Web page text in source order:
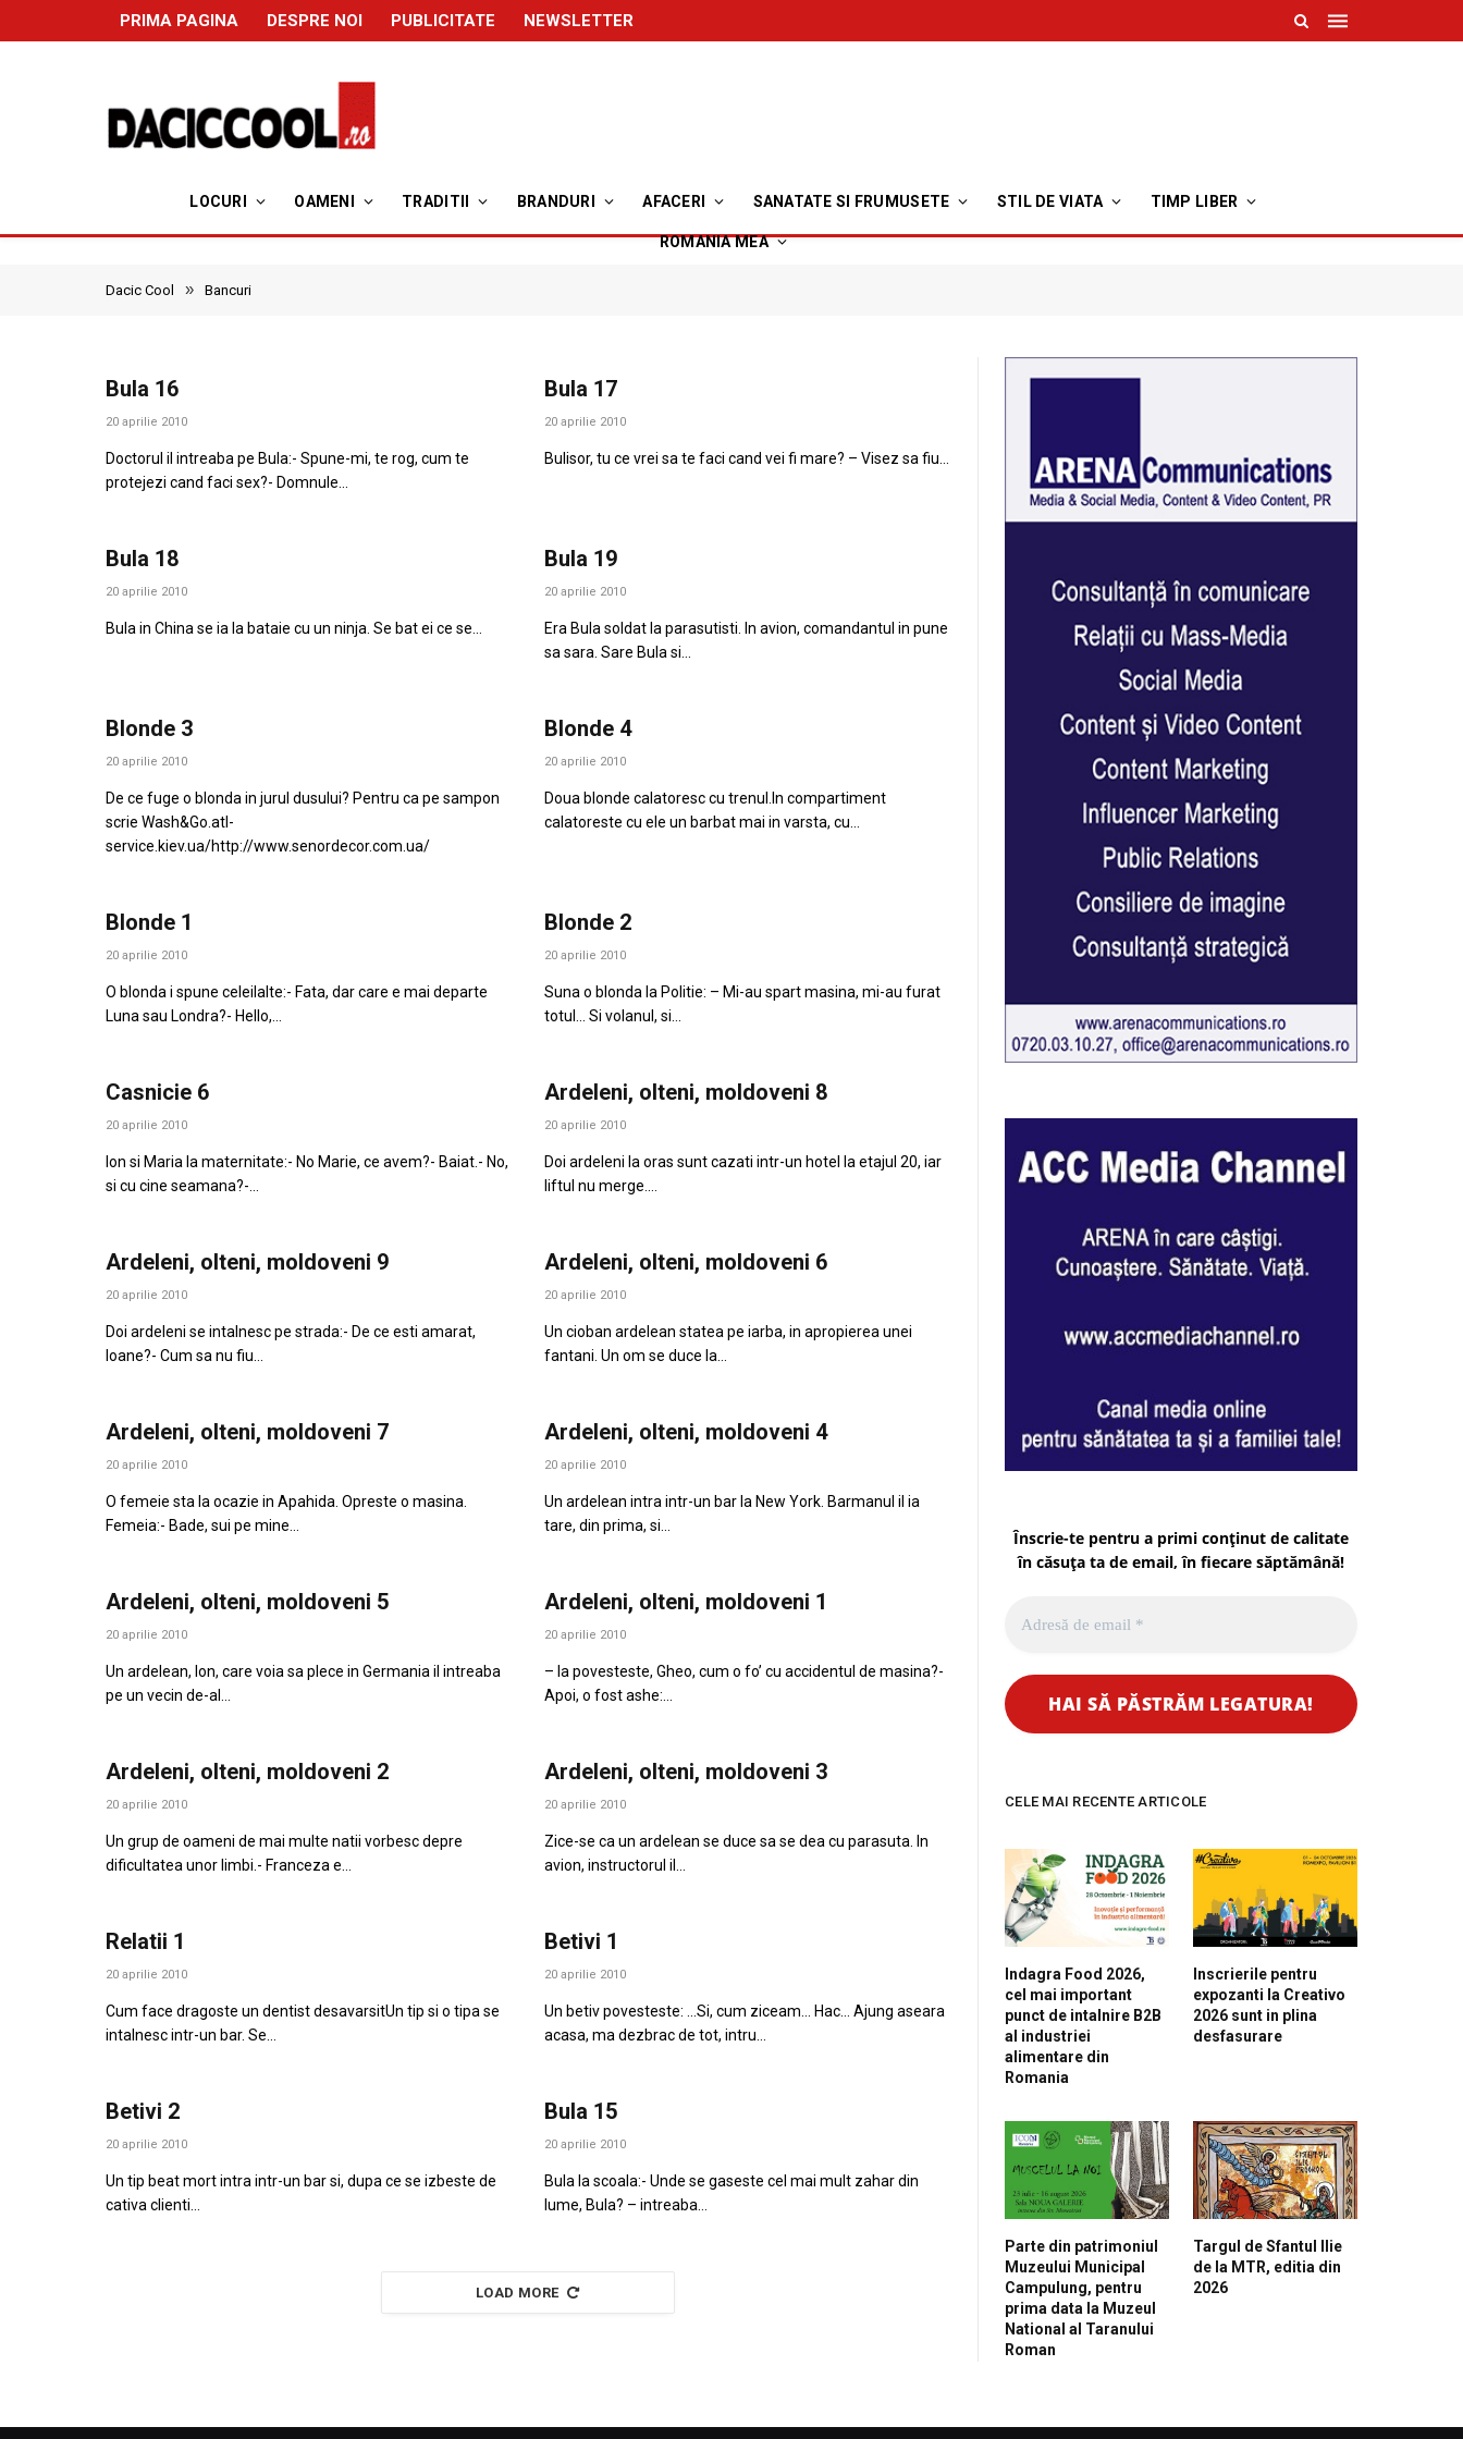
PRIMA PAGINA DESPRE NOI PUBLICITATE NEWSLETTER
LOCURI OAMENI TRADITII BRANDURI AFACERI SANATATE SI FRUMUSETE STIL DE VIATA TIMP LIBER
ROMANIA MEA
Dacic Cool » Bancuri
Bula 16
20 aprilie 2010
Doctorul il intreaba pe Bula:- Spune-mi, te rog, cum te
protejezi cand faci sex?- Domnule…
Bula 17
20 aprilie 2010
Bulisor, tu ce vrei sa te faci cand vei fi mare? – Visez sa fiu…
Bula 18
20 aprilie 2010
Bula in China se ia la bataie cu un ninja. Se bat ei ce se…
Bula 19
20 aprilie 2010
Era Bula soldat la parasutisti. In avion, comandantul in pune
sa sara. Sare Bula si…
Blonde 3
20 aprilie 2010
De ce fuge o blonda in jurul dusului? Pentru ca pe sampon
scrie Wash&Go.atl-
service.kiev.ua/http://www.senordecor.com.ua/
Blonde 4
20 aprilie 2010
Doua blonde calatoresc cu trenul.In compartiment
calatoreste cu ele un barbat mai in varsta, cu…
Blonde 1
20 aprilie 2010
O blonda i spune celeilalte:- Fata, dar care e mai departe
Luna sau Londra?- Hello,…
Blonde 2
20 aprilie 2010
Suna o blonda la Politie: – Mi-au spart masina, mi-au furat
totul… Si volanul, si…
Casnicie 6
20 aprilie 2010
Ion si Maria la maternitate:- No Marie, ce avem?- Baiat.- No,
si cu cine seamana?-…
Ardeleni, olteni, moldoveni 8
20 aprilie 2010
Doi ardeleni la oras sunt cazati intr-un hotel la etajul 20, iar
liftul nu merge.…
Ardeleni, olteni, moldoveni 9
20 aprilie 2010
Doi ardeleni se intalnesc pe strada:- De ce esti amarat,
Ioane?- Cum sa nu fiu…
Ardeleni, olteni, moldoveni 6
20 aprilie 2010
Un cioban ardelean statea pe iarba, in apropierea unei
fantani. Un om se duce la…
Ardeleni, olteni, moldoveni 7
20 aprilie 2010
O femeie sta la ocazie in Apahida. Opreste o masina.
Femeia:- Bade, sui pe mine…
Ardeleni, olteni, moldoveni 4
20 aprilie 2010
Un ardelean intra intr-un bar la New York. Barmanul il ia
tare, din prima, si…
Ardeleni, olteni, moldoveni 5
20 aprilie 2010
Un ardelean, Ion, care voia sa plece in Germania il intreaba
pe un vecin de-al…
Ardeleni, olteni, moldoveni 1
20 aprilie 2010
– Ia povesteste, Gheo, cum o fo’ cu accidentul de masina?-
Apoi, o fost ashe:…
Ardeleni, olteni, moldoveni 2
20 aprilie 2010
Un grup de oameni de mai multe natii vorbesc depre
dificultatea unor limbi.- Franceza e…
Ardeleni, olteni, moldoveni 3
20 aprilie 2010
Zice-se ca un ardelean se duce sa se dea cu parasuta. In
avion, instructorul il…
Relatii 1
20 aprilie 2010
Cum face dragoste un dentist desavarsitUn tip si o tipa se
intalnesc intr-un bar. Se…
Betivi 1
20 aprilie 2010
Un betiv povesteste: …Si, cum ziceam… Hac… Ajung aseara
acasa, ma dezbrac de tot, intru…
Betivi 2
20 aprilie 2010
Un tip beat mort intra intr-un bar si, dupa ce se izbeste de
cativa clienti…
Bula 15
20 aprilie 2010
Bula la scoala:- Unde se gaseste cel mai mult zahar din
lume, Bula? – intreaba…
LOAD MORE
Înscrie-te pentru a primi conținut de calitate
în căsuța ta de email, în fiecare săptămână!
CELE MAI RECENTE ARTICOLE
Indagra Food 2026,
cel mai important
punct de intalnire B2B
al industriei
alimentare din
Romania
Inscrierile pentru
expozanti la Creativo
2026 sunt in plina
desfasurare
Parte din patrimoniul
Muzeului Municipal
Campulung, pentru
prima data la Muzeul
National al Taranului
Roman
Targul de Sfantul Ilie
de la MTR, editia din
2026